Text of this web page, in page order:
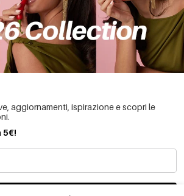
aggiornamenti, ispirazione e scopri le
5€!